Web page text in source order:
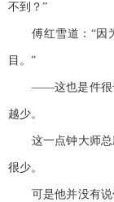
不到？”
傅红雪道：“因为
目。”
——这也是件很奇
越少。
这一点钟大师总
很少。
可是他并没有说